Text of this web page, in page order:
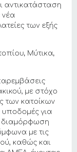
αντικατάσταση
νέα
των εξής
Μύτικα,
με στόχο
των κατοίκων
υποδομές για
διαμόρφωση
με τις
καθώς και